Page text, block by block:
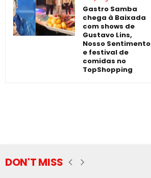
Gastro Samba
chega à Baixada
com shows de
Gustavo Lins,
Nosso Sentimento
e festival de
comidas no
TopShopping
DON'T MISS